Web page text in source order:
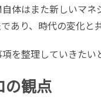
体はまた新しいマ
あり、時代の変化と
を整理していきたい
の観点